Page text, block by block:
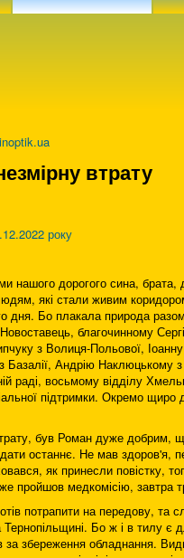
втрату
року
нашого дорогого сина,
які стали живим
дня. Бо плакала природа
благочинному
з Волиця-Польової,
Андрію Наклюцькому
раді, восьмому відділу
підтримки. Окремо
був Роман дуже добрим,
останнє. Не мав здоров'я,
як принесли повістку,
пройшов медкомісію, завтра
потрапити на передову, та
Тернопільщині. Бо ж і в тилу
за збереження обладнання.